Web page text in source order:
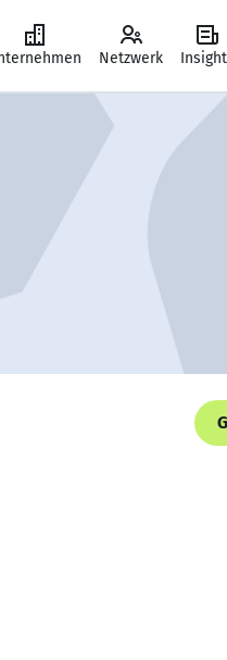
Netzwerk